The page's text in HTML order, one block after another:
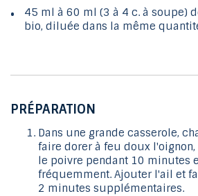
45 ml à 60 ml (3 à 4 c. à soupe)
bio, diluée dans la même
PRÉPARATION
Dans une grande casserole,
faire dorer à feu doux
le poivre pendant 10 minutes
fréquemment. Ajouter l'ail et
2 minutes supplémentaires.